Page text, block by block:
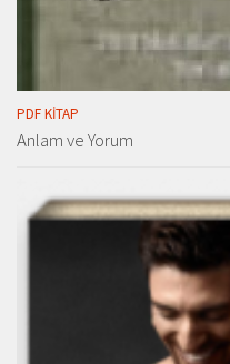
PDF KITAP
Anlam ve Yorum